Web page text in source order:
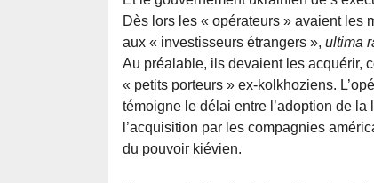
Dès lors les « opérateurs » avaient les
aux « investisseurs étrangers », ultima
Au préalable, ils devaient les acquérir,
« petits porteurs » ex-kolkhoziens.
témoigne le délai entre l’adoption de
l’acquisition par les compagnies
du pouvoir kiévien.